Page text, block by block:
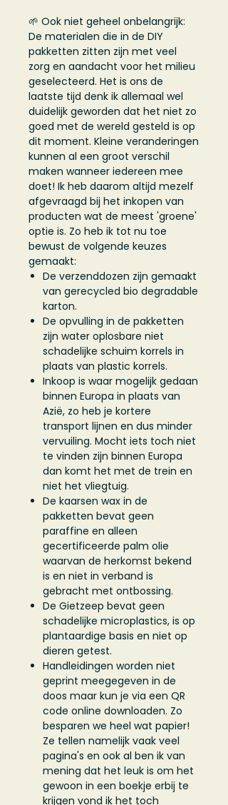
🌱 Ook niet geheel onbelangrijk:
De materialen die in de DIY
pakketten zitten zijn met veel
zorg en aandacht voor het milieu
geselecteerd. Het is ons de
laatste tijd denk ik allemaal wel
duidelijk geworden dat het niet zo
goed met de wereld gesteld is op
dit moment. Kleine veranderingen
kunnen al een groot verschil
maken wanneer iedereen mee
doet! Ik heb daarom altijd mezelf
afgevraagd bij het inkopen van
producten wat de meest 'groene'
optie is. Zo heb ik tot nu toe
bewust de volgende keuzes
gemaakt:
​De verzenddozen zijn gemaakt
van gerecycled bio degradable
karton.
De opvulling in de pakketten
zijn water oplosbare niet
schadelijke schuim korrels in
plaats van plastic korrels.
Inkoop is waar mogelijk gedaan
binnen Europa in plaats van
Azië, zo heb je kortere
transport lijnen en dus minder
vervuiling. Mocht iets toch niet
te vinden zijn binnen Europa
dan komt het met de trein en
niet het vliegtuig.
De kaarsen wax in de
pakketten bevat geen
paraffine en alleen
gecertificeerde palm olie
waarvan de herkomst bekend
is en niet in verband is
gebracht met ontbossing.
De Gietzeep bevat geen
schadelijke microplastics, is op
plantaardige basis en niet op
dieren getest.
Handleidingen worden niet
geprint meegegeven in de
doos maar kun je via een QR
code online downloaden. Zo
besparen we heel wat papier!
Ze tellen namelijk vaak veel
pagina's en ook al ben ik van
mening dat het leuk is om het
gewoon in een boekje erbij te
krijgen vond ik het toch